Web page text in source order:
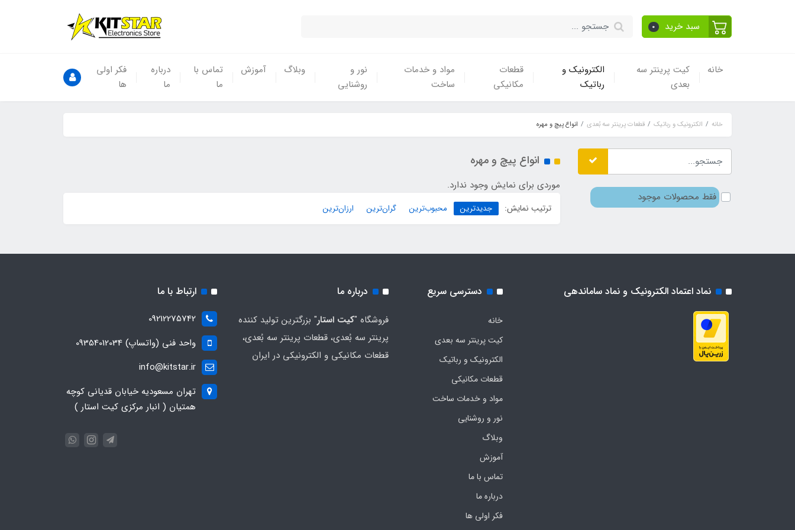
سبد خرید 0
خانه
کیت پرینتر سه
بعدی
الکترونیک و
رباتیک
قطعات
مکانیکی
مواد و خدمات
ساخت
نور و
روشنایی
وبلاگ آموزش
تماس با
ما
درباره
ما
فکر اولی
ها
خانه الکترونیک و رباتیک قطعات پرینتر سه بُعدی انواع پیچ و مهره
فقط محصولات موجود
انواع پیچ و مهره
موردی برای نمایش وجود ندارد.
ترتیب نمایش: جدیدترین محبوب‌ترین گران‌ترین ارزان‌ترین
نماد اعتماد الکترونیک و نماد ساماندهی دسترسی سریع
خانه
کیت پرینتر سه بعدی
الکترونیک و رباتیک
قطعات مکانیکی
مواد و خدمات ساخت
نور و روشنایی
وبلاگ
آموزش
تماس با ما
درباره ما
فکر اولی ها
درباره ما
فروشگاه "کیت استار" بزرگترین تولید کننده
پرینتر سه بُعدی، قطعات پرینتر سه بُعدی،
قطعات مکانیکی و الکترونیکی در ایران
ارتباط با ما
09212275742
واحد فنی (واتساپ) 09354012034
info@kitstar.ir
تهران مسعودیه خیابان قدیانی کوچه
همتیان ( انبار مرکزی کیت استار )